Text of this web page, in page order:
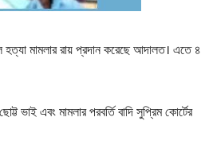
হত্যা মামলার রায় প্রদান করেছে আদালত। এতে ৪
ভাই এবং মামলার পরবর্তি বাদি সুপ্রিম কোর্টের